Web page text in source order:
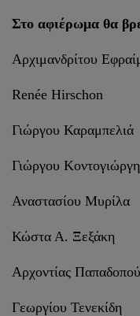
Στο αφιέρωμα θα
Αρχιμανδρίτου
Renée Hirschon
Γιώργου Καραμπελιά
Γιώργου Κοντογιώργη
Αναστασίου Μυρίλα
Κώστα Α. Ξεξάκη
Αρχοντίας
Γεωργίου Τενεκίδη